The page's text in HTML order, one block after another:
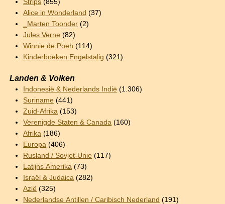
Strips (855)
Alice in Wonderland (37)
_Marten Toonder (2)
Jules Verne (82)
Winnie de Poeh (114)
Kinderboeken Engelstalig (321)
Landen & Volken
Indonesië & Nederlands Indië (1.306)
Suriname (441)
Zuid-Afrika (153)
Verenigde Staten & Canada (160)
Afrika (186)
Europa (406)
Rusland / Sovjet-Unie (117)
Latijns Amerika (73)
Israël & Judaica (282)
Azië (325)
Nederlandse Antillen / Caribisch Nederland (191)